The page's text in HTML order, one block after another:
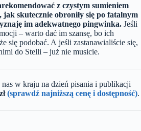
z czystym sumieniem
jak skutecznie obroniły się po fatalnym
im adekwatnego pingwinka. Jeśli
– warto dać im szansę, bo ich
się podobać. A jeśli zastanawialiście się,
do Stelli – już nie musicie.
w kraju na dzień pisania i publikacji
(sprawdź najniższą cenę i dostępność).